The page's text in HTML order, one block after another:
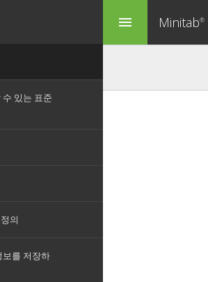
menu Minitab®